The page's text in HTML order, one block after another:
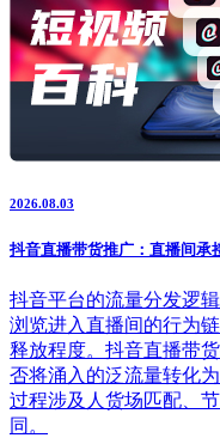
2026.08.03
抖音直播带货推广：直播间承
抖音平台的流量分发逻
浏览进入直播间的行为
释放程度。抖音直播带
否将涌入的泛流量转化
过程涉及人货场匹配、
同。